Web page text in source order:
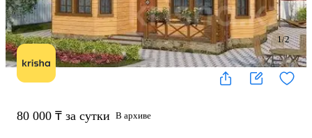
1/2
80 000 ₸ за сутки В архиве